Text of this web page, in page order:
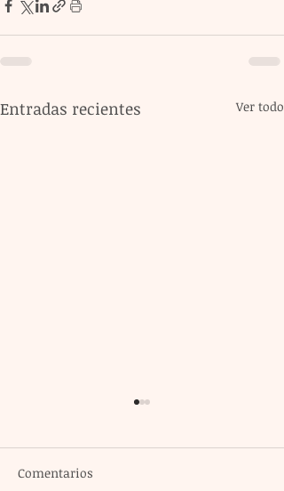
Entradas recientes Ver todo
Comentarios